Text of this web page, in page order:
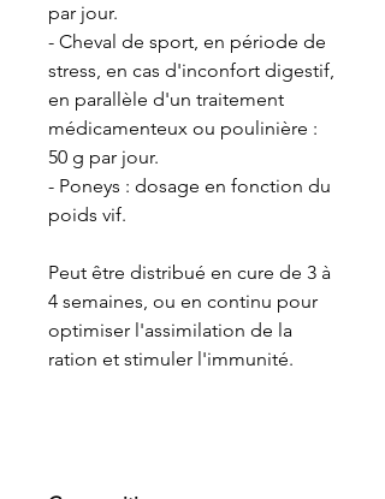
par jour.
- Cheval de sport, en période de
stress, en cas d'inconfort digestif,
en parallèle d'un traitement
médicamenteux ou poulinière :
50 g par jour.
- Poneys : dosage en fonction du
poids vif.
Peut être distribué en cure de 3 à
4 semaines, ou en continu pour
optimiser l'assimilation de la
ration et stimuler l'immunité.